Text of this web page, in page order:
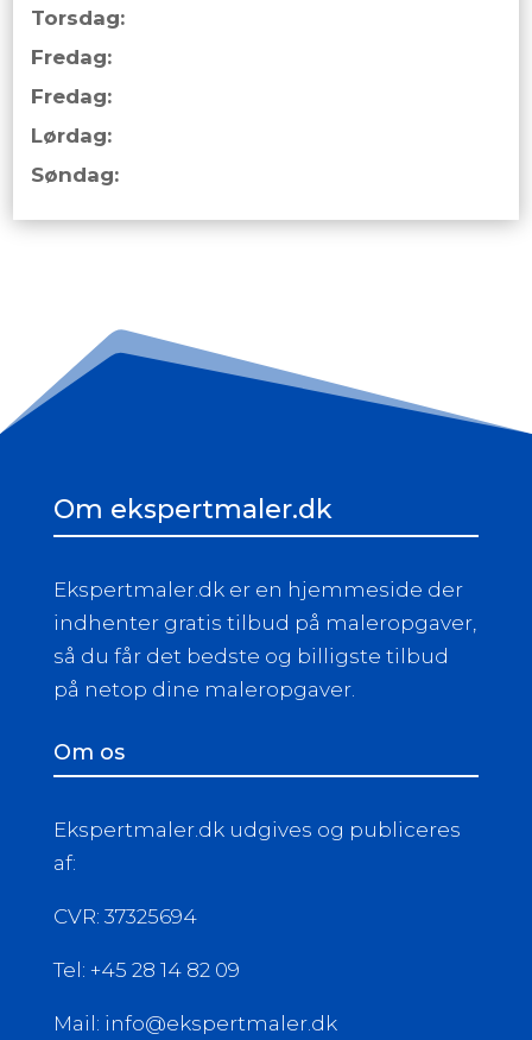
Torsdag:
Fredag:
Fredag:
Lørdag:
Søndag:
Om ekspertmaler.dk
Ekspertmaler.dk er en hjemmeside der
indhenter gratis tilbud på maleropgaver,
så du får det bedste og billigste tilbud
på netop dine maleropgaver.
Om os
Ekspertmaler.dk udgives og publiceres
af:
CVR: 37325694
Tel: +45 28 14 82 09
Mail: info@ekspertmaler.dk